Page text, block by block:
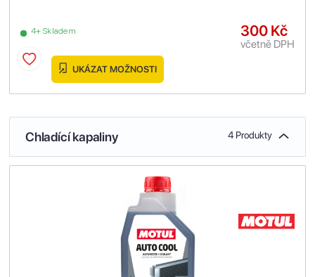
4+ Skladem 300 Kč
včetně DPH
UKÁZAT MOŽNOSTI
Chladící kapaliny 4 Produkty